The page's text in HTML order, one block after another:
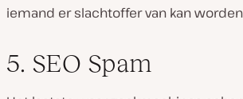
iemand er slachtoffer van kan
5. SEO Spam